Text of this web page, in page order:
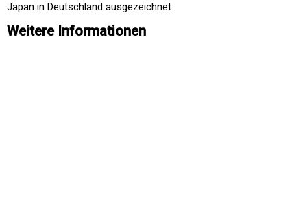
Japan in Deutschland ausgezeichnet.
Weitere Informationen